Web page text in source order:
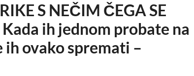
S NEČIM ČEGA SE
ih jednom probate na
ovako spremati –